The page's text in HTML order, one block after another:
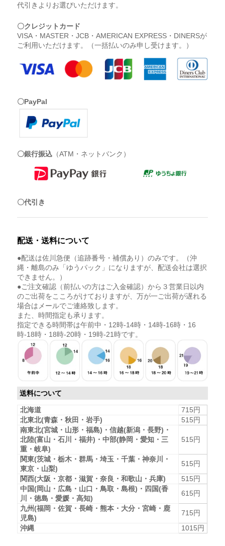
代引きよりお選びいただけます。
〇クレジットカード
VISA・MASTER・JCB・AMERICAN EXPRESS・DINERSが
ご利用いただけます。（一括払いのみ申し受けます。）
〇PayPal
〇銀行振込 （ATM・ネットバンク）
〇代引き
配送・送料について
●配送は佐川急便（追跡番号・補償あり）のみです。（沖
縄・離島のみ「ゆうパック」になりますが、配送会社は選択
できません。）
●ご注文確認（前払いの方はご入金確認）から３営業日以内
のご出荷をこころがけておりますが、万が一ご出荷が遅れる
場合はメールでご連絡致します。
また、時間指定も承ります。
指定できる時間帯は午前中・12時-14時・14時-16時・16
時-18時・18時-20時・19時-21時です。
送料について
北海道
715円
北東北(青森・秋田・岩手)
515円
南東北(宮城・山形・福島)・信越(新潟・長野)・
北陸(富山・石川・福井)・中部(静岡・愛知・三
重・岐阜)
515円
関東(茨城・栃木・群馬・埼玉・千葉・神奈川・
東京・山梨)
515円
関西(大阪・京都・滋賀・奈良・和歌山・兵庫)
515円
中国(岡山・広島・山口・鳥取・島根)・四国(香
川・徳島・愛媛・高知)
615円
九州(福岡・佐賀・長崎・熊本・大分・宮崎・鹿
児島)
715円
沖縄
1015円